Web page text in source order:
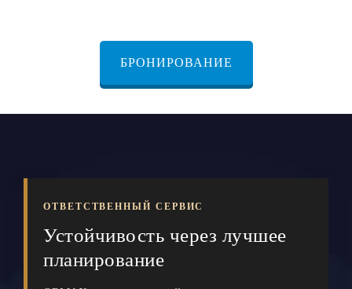
БРОНИРОВАНИЕ
ОТВЕТСТВЕННЫЙ СЕРВИС
Устойчивость через лучшее
планирование